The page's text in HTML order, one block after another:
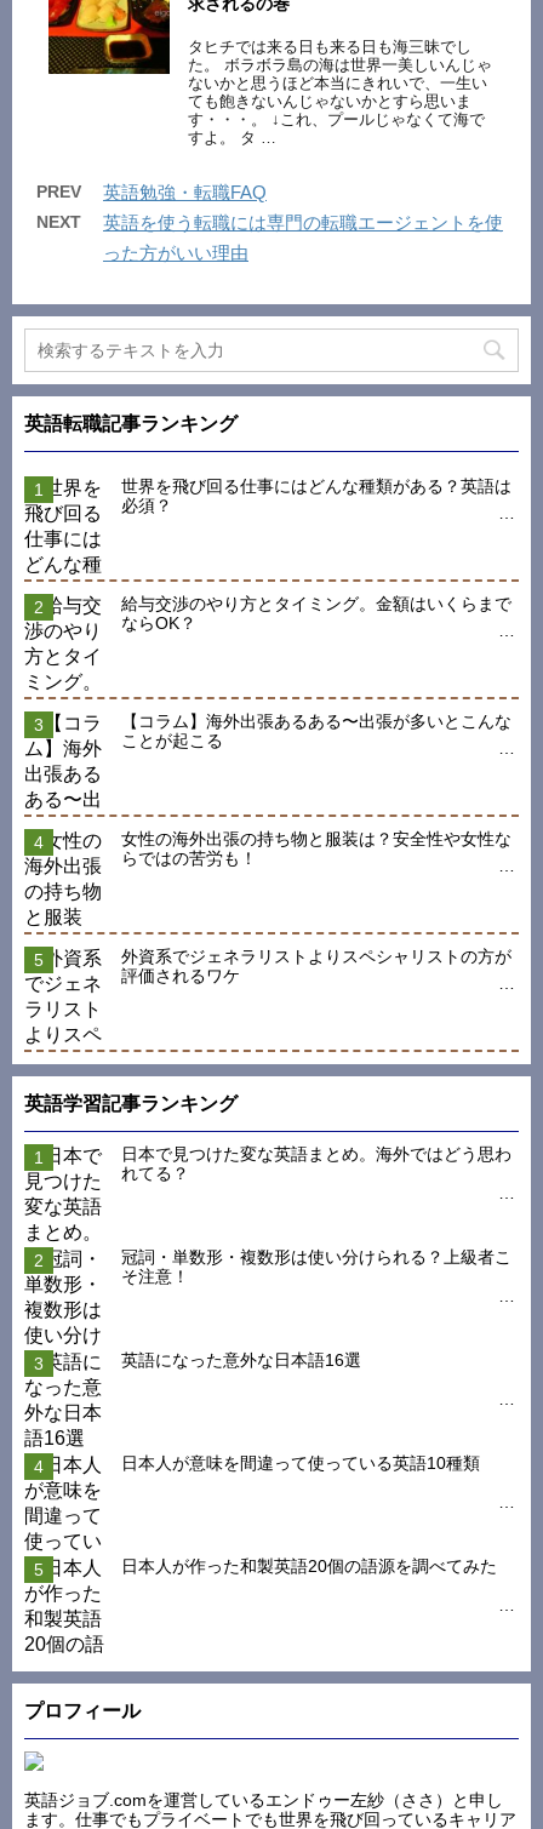
求されるの巻
タヒチでは来る日も来る日も海三昧でし
た。 ボラボラ島の海は世界一美しいんじゃ
ないかと思うほど本当にきれいで、一生い
ても飽きないんじゃないかとすら思いま
す・・・。 ↓これ、プールじゃなくて海で
すよ。 タ …
PREV 英語勉強・転職FAQ
NEXT
英語を使う転職には専門の転職エージェントを使
った方がいい理由
英語転職記事ランキング
世界を飛び回る仕事にはどんな種類がある？英語は
必須？
給与交渉のやり方とタイミング。金額はいくらまで
ならOK？
【コラム】海外出張あるある〜出張が多いとこんな
ことが起こる
女性の海外出張の持ち物と服装は？安全性や女性な
らではの苦労も！
外資系でジェネラリストよりスペシャリストの方が
評価されるワケ
英語学習記事ランキング
日本で見つけた変な英語まとめ。海外ではどう思わ
れてる？
冠詞・単数形・複数形は使い分けられる？上級者こ
そ注意！
英語になった意外な日本語16選
日本人が意味を間違って使っている英語10種類
日本人が作った和製英語20個の語源を調べてみた
プロフィール
英語ジョブ.comを運営しているエンドゥー左紗（ささ）と申し
ます。仕事でもプライベートでも世界を飛び回っているキャリア